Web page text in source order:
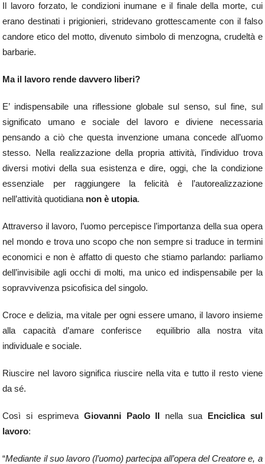
Il lavoro forzato, le condizioni inumane e il finale della morte, cui
erano destinati i prigionieri, stridevano grottescamente con il falso
candore etico del motto, divenuto simbolo di menzogna, crudeltà e
barbarie.
Ma il lavoro rende davvero liberi?
E’ indispensabile una riflessione globale sul senso, sul fine, sul
significato umano e sociale del lavoro e diviene necessaria
pensando a ciò che questa invenzione umana concede all’uomo
stesso. Nella realizzazione della propria attività, l’individuo trova
diversi motivi della sua esistenza e dire, oggi, che la condizione
essenziale per raggiungere la felicità è l’autorealizzazione
nell’attività quotidiana non è utopia.
Attraverso il lavoro, l’uomo percepisce l’importanza della sua opera
nel mondo e trova uno scopo che non sempre si traduce in termini
economici e non è affatto di questo che stiamo parlando: parliamo
dell’invisibile agli occhi di molti, ma unico ed indispensabile per la
sopravvivenza psicofisica del singolo.
Croce e delizia, ma vitale per ogni essere umano, il lavoro insieme
alla capacità d’amare conferisce equilibrio alla nostra vita
individuale e sociale.
Riuscire nel lavoro significa riuscire nella vita e tutto il resto viene
da sé.
Così si esprimeva Giovanni Paolo II nella sua Enciclica sul
lavoro:
“Mediante il suo lavoro (l’uomo) partecipa all’opera del Creatore e, a